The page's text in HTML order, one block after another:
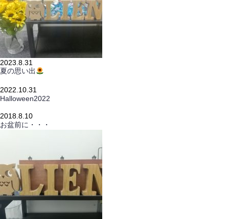
2023.8.31
夏の思い出
2022.10.31
Halloween2022
2018.8.10
お盆前に・・・